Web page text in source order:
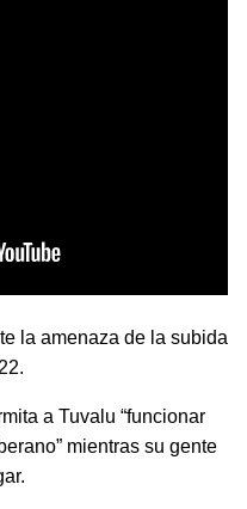
la amenaza de la subida
a Tuvalu “funcionar
mientras su gente